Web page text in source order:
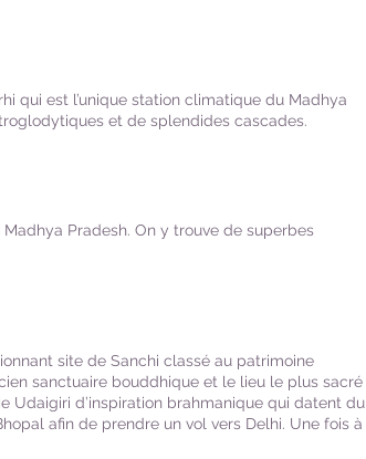
qui est l’unique station climatique du Madhya
et de splendides cascades.
Pradesh. On y trouve de superbes
site de Sanchi classé au patrimoine
sanctuaire bouddhique et le lieu le plus sacré
Udaigiri d’inspiration brahmanique qui datent du
afin de prendre un vol vers Delhi. Une fois à